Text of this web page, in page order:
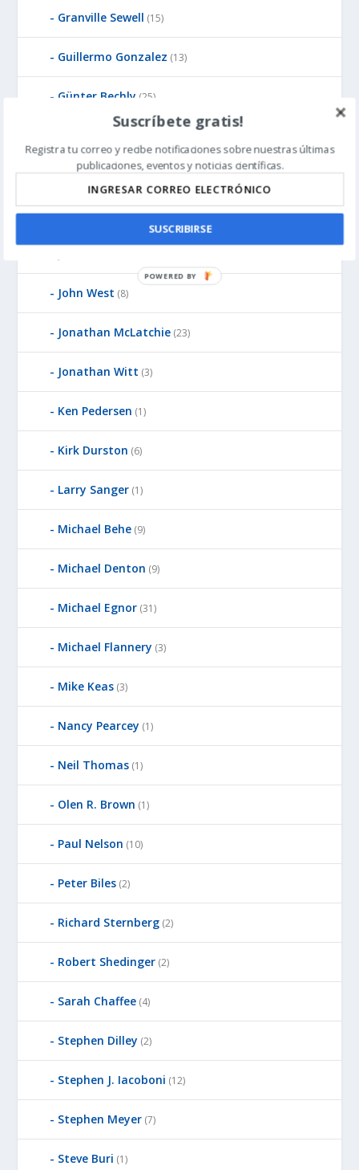
Granville Sewell (15)
Guillermo Gonzalez (13)
Günter Bechly (25)
Howard Glicksman(5)
James Gills(1)
John West (8)
Jonathan McLatchie (23)
Jonathan Witt (3)
Ken Pedersen (1)
Kirk Durston (6)
Larry Sanger (1)
Michael Behe (9)
Michael Denton (9)
Michael Egnor (31)
Michael Flannery (3)
Mike Keas (3)
Nancy Pearcey (1)
Neil Thomas (1)
Olen R. Brown (1)
Paul Nelson (10)
Peter Biles (2)
Richard Sternberg (2)
Robert Shedinger (2)
Sarah Chaffee (4)
Stephen Dilley (2)
Stephen J. Iacoboni (12)
Stephen Meyer (7)
Steve Buri (1)
Suscríbete gratis!
Registra tu correo y recibe notificaciones sobre nuestras últimas
publicaciones, eventos y noticias científicas.
SUSCRIBIRSE
P
W
E